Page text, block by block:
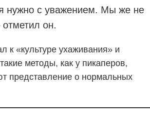
нужно с уважением. Мы же не
он.
к «культуре ухаживания» и
методы, как у пикаперов,
представление о нормальных